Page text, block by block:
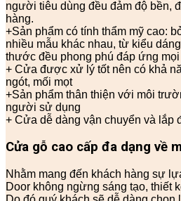
người tiêu dùng đều đảm độ bền,
hàng.
+Sản phẩm có tính thẩm mỹ cao:
nhiều mẫu khác nhau, từ kiểu
thước đều phong phú đáp ứng
+ Cửa được xử lý tốt nên có khả
ngót, mối mọt
+Sản phẩm thân thiện với môi
người sử dụng
+ Cửa dễ dàng vận chuyển và lắp
Cửa gỗ cao cấp đa dạng về
Nhằm mang đến khách hàng sự
Door không ngừng sáng tạo, thiết